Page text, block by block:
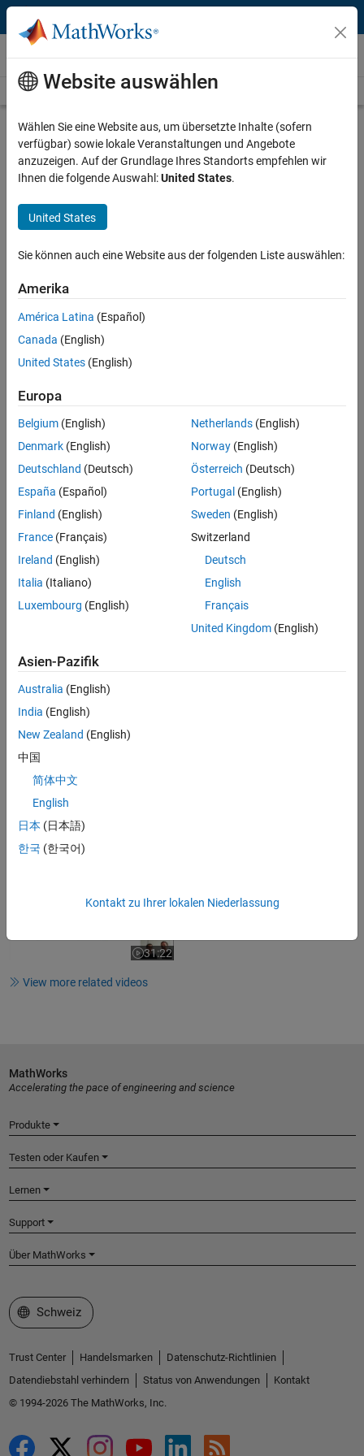
Weiter zum Inhalt
Videos
Videos Home Search
Play
Description
Published: 21 Sep 2017
Full Transcript
Related Resources
Feedback
UP NEXT:
Trim, Linearization, and Control
RELATED VIDEOS:
Automatic Tuning of a Helicopter
31:22
Video length is 31:22
View more related videos
Website auswählen
Wählen Sie eine Website aus, um übersetzte Inhalte (sofern
verfügbar) sowie lokale Veranstaltungen und Angebote
anzuzeigen. Auf der Grundlage Ihres Standorts empfehlen wir
Ihnen die folgende Auswahl:United States.
United States
Sie können auch eine Website aus der folgenden Liste auswählen:
Amerika
América Latina (Español)
Canada (English)
United States (English)
Europa
Belgium (English)
Denmark (English)
Deutschland (Deutsch)
España (Español)
Finland (English)
France (Français)
Ireland (English)
Italia (Italiano)
Luxembourg (English)
Netherlands(English)
Norway(English)
Österreich (Deutsch)
Portugal (English)
Sweden (English)
Switzerland
Deutsch
English
Français
United Kingdom(English)
Asien-Pazifik
Australia (English)
India (English)
New Zealand (English)
中国
简体中文
English
日本 (日本語)
한국 (한국어)
Kontakt zu Ihrer lokalen Niederlassung
MathWorks
Accelerating the pace of engineering and science
Produkte
Testen oder Kaufen
Lernen
Support
Über MathWorks
Website auswählen
Schweiz
Trust Center Handelsmarken
Datenschutz-Richtlinien
Datendiebstahl verhindern
Status von Anwendungen
Kontakt
© 1994-2026 The MathWorks, Inc.